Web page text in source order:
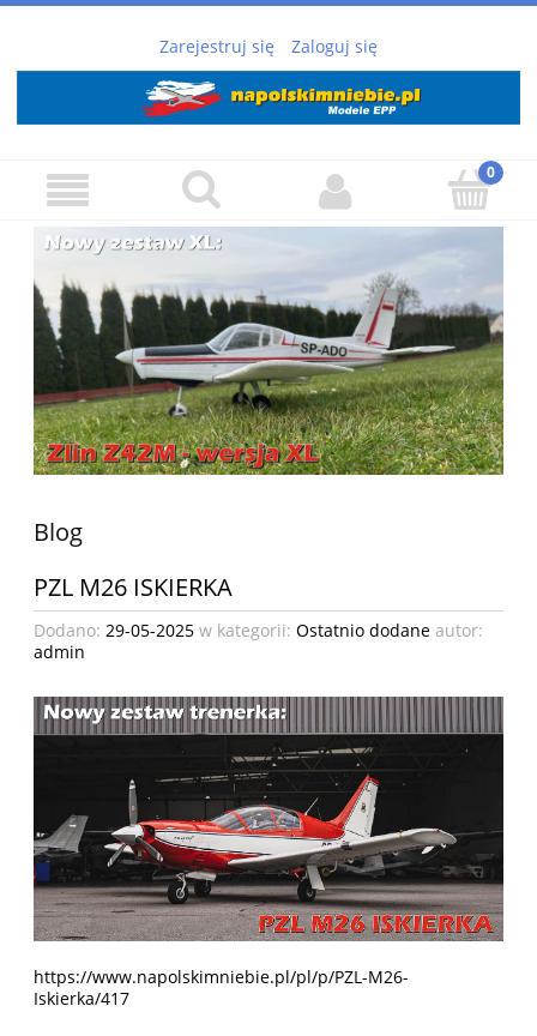
Zarejestruj się Zaloguj się
Blog
PZL M26 ISKIERKA
Dodano: 29-05-2025 w kategorii: Ostatnio dodane autor:
admin
https://www.napolskimniebie.pl/pl/p/PZL-M26-
Iskierka/417